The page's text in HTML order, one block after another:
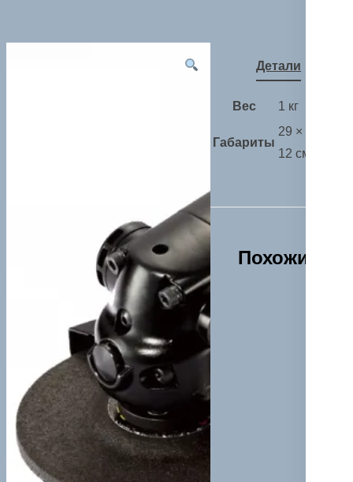
Детали
Вес 1 кг
Габариты
29 × 19 ×
12 см
Похожие